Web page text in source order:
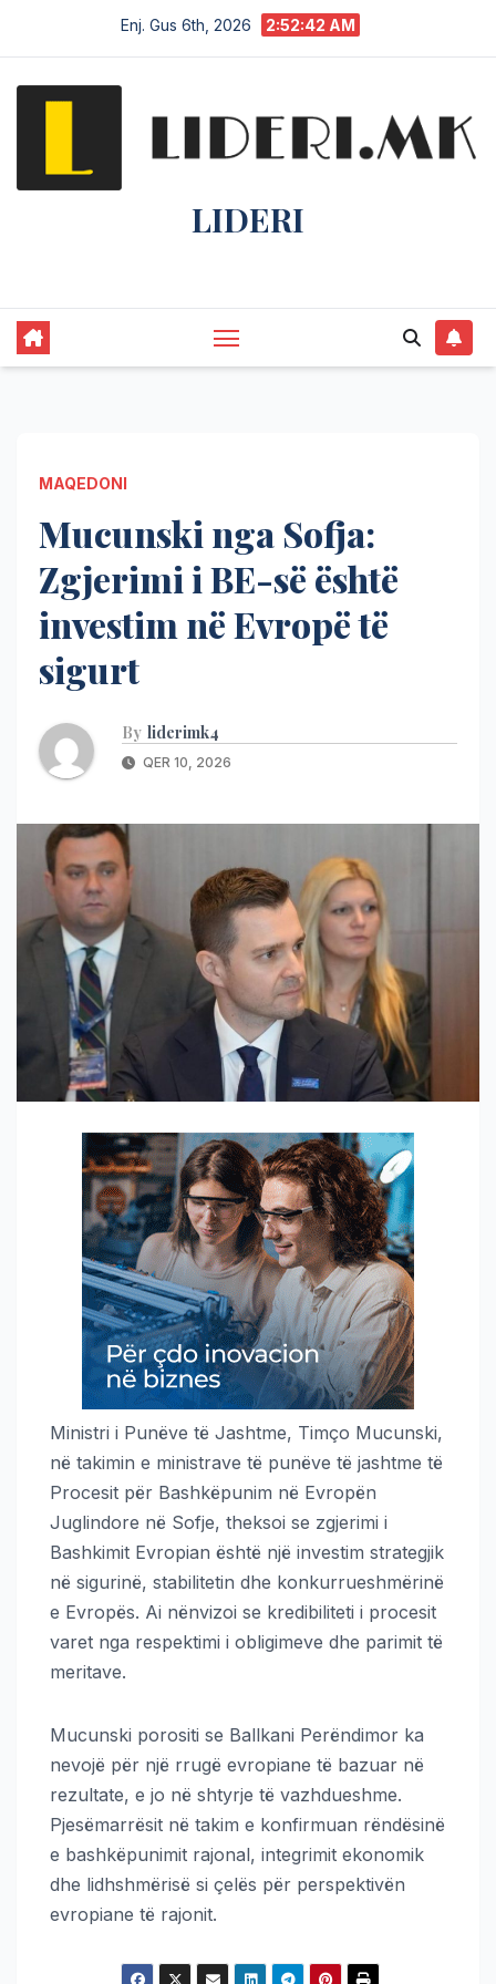
Enj. Gus 6th, 2026 2:52:43 AM
LIDERI
MAQEDONI
Mucunski nga Sofja:
Zgjerimi i BE-së është
investim në Evropë të
sigurt
By liderimk4
QER 10, 2026
Ministri i Punëve të Jashtme, Timço Mucunski,
në takimin e ministrave të punëve të jashtme të
Procesit për Bashkëpunim në Evropën
Juglindore në Sofje, theksoi se zgjerimi i
Bashkimit Evropian është një investim strategjik
në sigurinë, stabilitetin dhe konkurrueshmërinë
e Evropës. Ai nënvizoi se kredibiliteti i procesit
varet nga respektimi i obligimeve dhe parimit të
meritave.
Mucunski porositi se Ballkani Perëndimor ka
nevojë për një rrugë evropiane të bazuar në
rezultate, e jo në shtyrje të vazhdueshme.
Pjesëmarrësit në takim e konfirmuan rëndësinë
e bashkëpunimit rajonal, integrimit ekonomik
dhe lidhshmërisë si çelës për perspektivën
evropiane të rajonit.